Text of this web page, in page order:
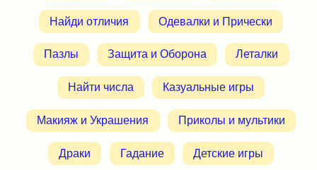
Найди отличия Одевалки и Прически
Пазлы Защита и Оборона Леталки
Найти числа Казуальные игры
Макияж и Украшения Приколы и мультики
Драки Гадание Детские игры